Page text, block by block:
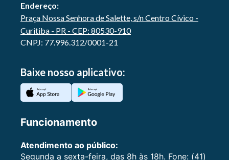
Endereço:
Praça Nossa Senhora de Salette, s/n Centro Cívico -
Curitiba - PR - CEP: 80530-910
CNPJ: 77.996.312/0001-21
Baixe nosso aplicativo:
Funcionamento
Atendimento ao público:
Segunda a sexta-feira, das 8h às 18h. Fone: (41)